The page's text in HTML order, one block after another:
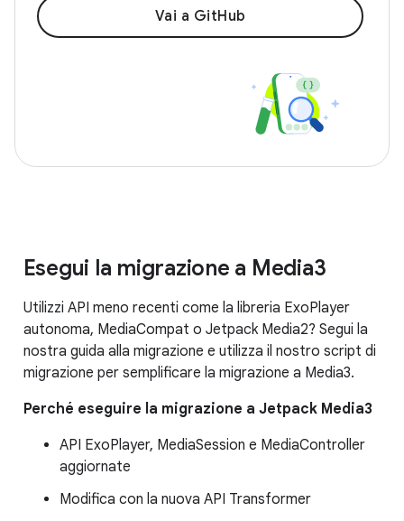
Vai a GitHub
Esegui la migrazione a Media3
Utilizzi API meno recenti come la libreria ExoPlayer
autonoma, MediaCompat o Jetpack Media2? Segui la
nostra guida alla migrazione e utilizza il nostro script di
migrazione per semplificare la migrazione a Media3.
Perché eseguire la migrazione a Jetpack Media3
API ExoPlayer, MediaSession e MediaController
aggiornate
Modifica con la nuova API Transformer